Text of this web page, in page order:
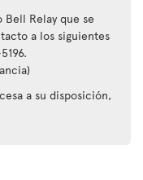
Relay que se
a los siguientes
a su disposición,